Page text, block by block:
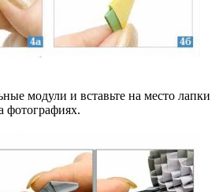
модули и вставьте на место лапки
фотографиях.